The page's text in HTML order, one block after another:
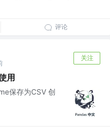
评论
关注
用
保存为CSV 创